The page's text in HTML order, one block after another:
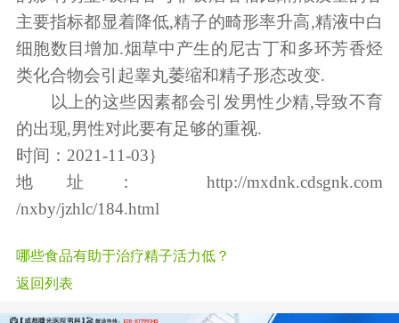
主要指标都显着降低,精子的畸形率升高,精液中白
细胞数目增加.烟草中产生的尼古丁和多环芳香烃
类化合物会引起睾丸萎缩和精子形态改变.
以上的这些因素都会引发男性少精,导致不育
的出现,男性对此要有足够的重视.
时间：2021-11-03}
地址：
http://mxdnk.cdsgnk.com
/nxby/jzhlc/184.html
哪些食品有助于治疗精子活力低？
返回列表